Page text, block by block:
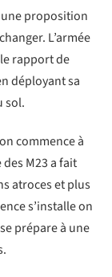
proposition
L’armée
rapport de
déployant sa
sol.
commence à
M23 a fait
atroces et plus
s’installe on
prépare à une